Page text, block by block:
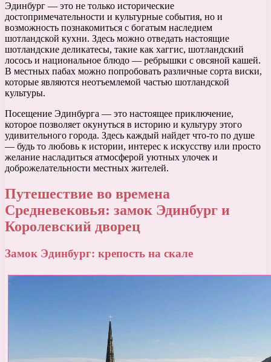
Эдинбург — это не только исторические
достопримечательности и культурные события, но и
возможность познакомиться с богатым наследием
шотландской кухни. Здесь можно отведать настоящие
шотландские деликатесы, такие как хаггис, шотландский
лосось и национальное блюдо — ребрышки с овсяной кашей.
В местных пабах можно попробовать различные сорта виски,
которые являются неотъемлемой частью шотландской
культуры.
Посещение Эдинбурга — это настоящее приключение,
которое позволяет окунуться в историю и культуру этого
удивительного города. Здесь каждый найдет что-то по душе
— будь то любовь к истории, интерес к искусству или просто
желание насладиться атмосферой уютных улочек и
доброжелательности местных жителей.
Путешествие во времена
Средневековья: замок Эдинбург и
Королевский дворец
Замок Эдинбург: крепость на скале